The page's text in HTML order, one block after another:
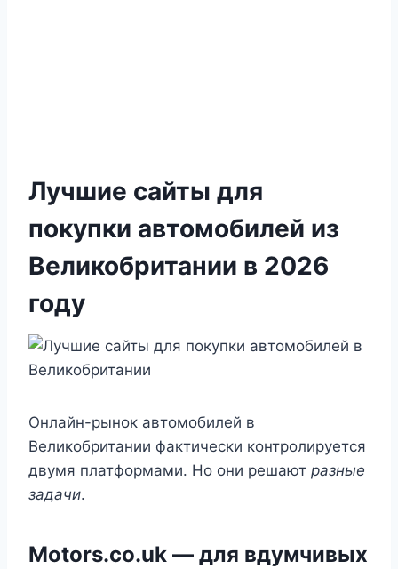
Лучшие сайты для
покупки автомобилей из
Великобритании в 2026
году
Онлайн-рынок автомобилей в
Великобритании фактически контролируется
двумя платформами. Но они решают разные
задачи.
Motors.co.uk — для вдумчивых